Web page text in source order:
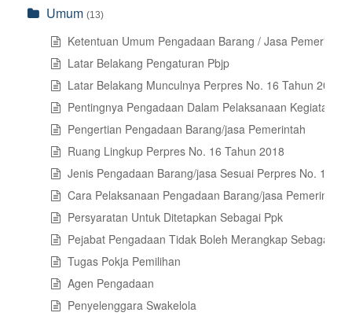
Umum (13)
Ketentuan Umum Pengadaan Barang / Jasa Pemerintah
Latar Belakang Pengaturan Pbjp
Latar Belakang Munculnya Perpres No. 16 Tahun 2018
Pentingnya Pengadaan Dalam Pelaksanaan Kegiatan
Pengertian Pengadaan Barang/jasa Pemerintah
Ruang Lingkup Perpres No. 16 Tahun 2018
Jenis Pengadaan Barang/jasa Sesuai Perpres No. 16
Cara Pelaksanaan Pengadaan Barang/jasa Pemerintah
Persyaratan Untuk Ditetapkan Sebagai Ppk
Pejabat Pengadaan Tidak Boleh Merangkap Sebagai
Tugas Pokja Pemilihan
Agen Pengadaan
Penyelenggara Swakelola